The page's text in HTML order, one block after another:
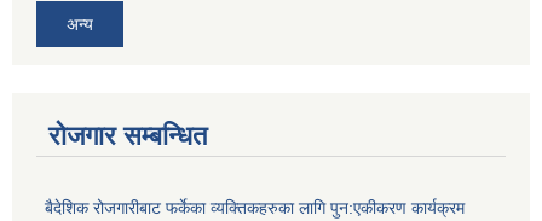
अन्य
रोजगार सम्बन्धित
बैदेशिक रोजगारीबाट फर्केका व्यक्तिकहरुका लागि पुन:एकीकरण कार्यक्रम